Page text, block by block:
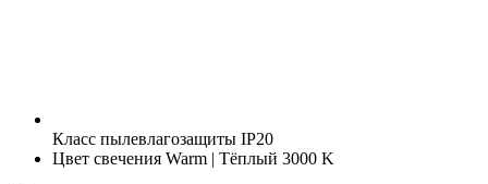
Класс пылевлагозащиты IP20
Цвет свечения Warm | Тёплый 3000 K